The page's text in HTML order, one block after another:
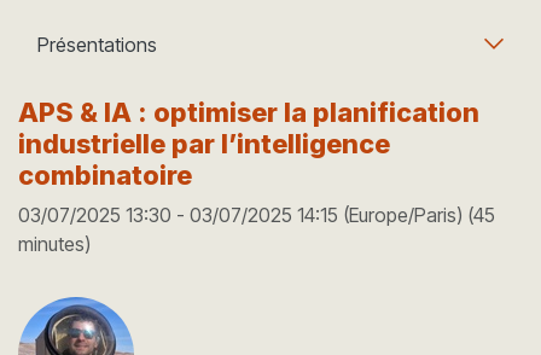
Présentations
APS & IA : optimiser la planification
industrielle par l’intelligence
combinatoire
03/07/2025 13:30 - 03/07/2025 14:15 (Europe/Paris) (45
minutes)